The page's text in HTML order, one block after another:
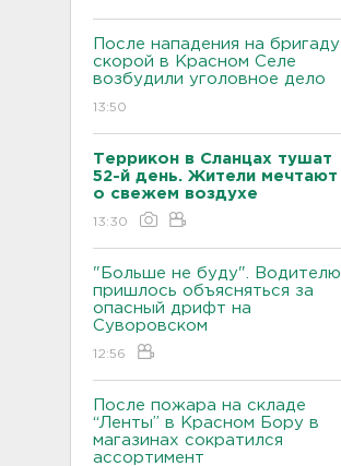
После нападения на бригаду
скорой в Красном Селе
возбудили уголовное дело
13:50
Террикон в Сланцах тушат
52-й день. Жители мечтают
о свежем воздухе
13:30
"Больше не буду". Водителю
пришлось объясняться за
опасный дрифт на
Суворовском
12:56
После пожара на складе
“Ленты” в Красном Бору в
магазинах сократился
ассортимент